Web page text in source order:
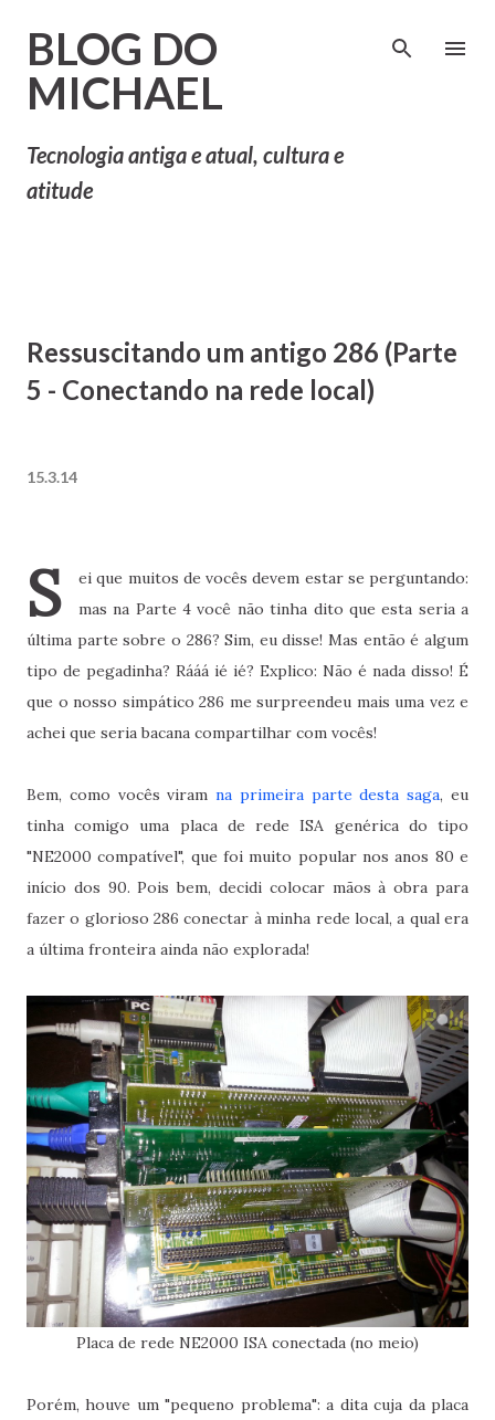
BLOG DO
MICHAEL
Tecnologia antiga e atual, cultura e
atitude
Ressuscitando um antigo 286 (Parte
5 - Conectando na rede local)
15.3.14
S
ei que muitos de vocês devem estar se perguntando:
mas na Parte 4 você não tinha dito que esta seria a
última parte sobre o 286? Sim, eu disse! Mas então é algum
tipo de pegadinha? Rááá ié ié? Explico: Não é nada disso! É
que o nosso simpático 286 me surpreendeu mais uma vez e
achei que seria bacana compartilhar com vocês!
Bem, como vocês viramna primeira parte desta saga, eu
tinha comigo uma placa de rede ISA genérica do tipo
"NE2000 compatível", que foi muito popular nos anos 80 e
início dos 90. Pois bem, decidi colocar mãos à obra para
fazer o glorioso 286 conectar à minha rede local, a qual era
a última fronteira ainda não explorada!
Placa de rede NE2000 ISA conectada (no meio)
Porém, houve um "pequeno problema": a dita cuja da placa